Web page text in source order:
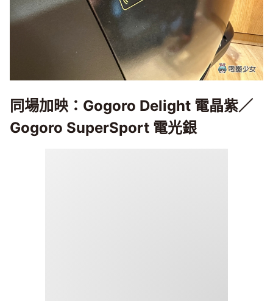
同場加映：Gogoro Delight 電晶紫／
Gogoro SuperSport 電光銀